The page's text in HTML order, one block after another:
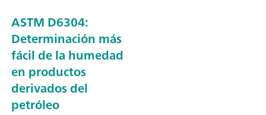
ASTM D6304:
Determinación más
fácil de la humedad
en productos
derivados del
petróleo